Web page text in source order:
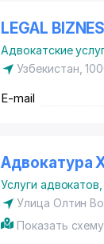
LEGAL
Адвокатские
Узбекистан,
E-mail
Адвокатура
Услуги адвокатов
Улица Олтин
Показать